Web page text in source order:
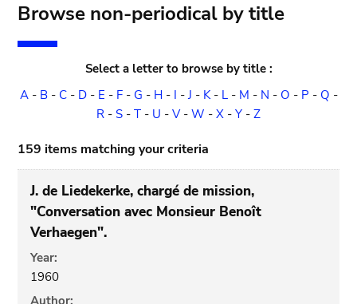
Browse non-periodical by title
Select a letter to browse by title :
A- B- C- D- E - F- G - H- I -J - K- L- M - N - O - P - Q -
R - S - T - U - V- W - X - Y - Z
159 items matching your criteria
J. de Liedekerke, chargé de mission,
"Conversation avec Monsieur Benoît
Verhaegen".
Year:
1960
Author: